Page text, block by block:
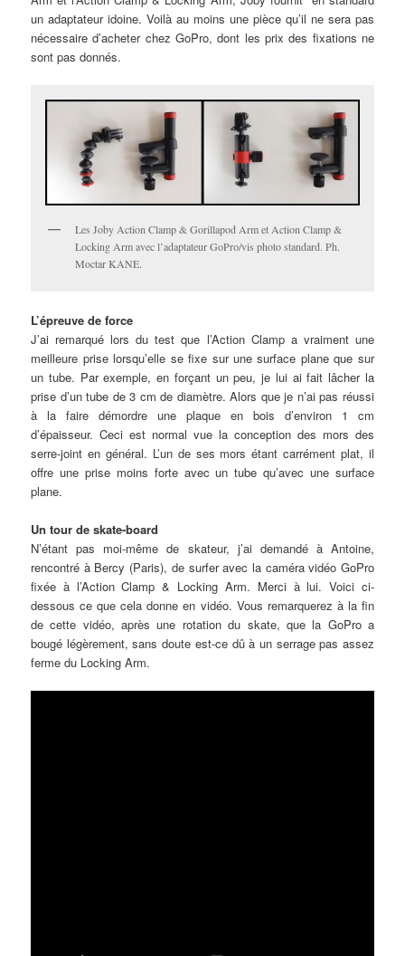
un adaptateur idoine. Voilà au moins une pièce qu’il ne sera pas
nécessaire d’acheter chez GoPro, dont les prix des fixations ne
sont pas donnés.
Les Joby Action Clamp & Gorillapod Arm et Action Clamp &
Locking Arm avec l’adaptateur GoPro/vis photo standard. Ph.
Moctar KANE.
L’épreuve de force
J’ai remarqué lors du test que l’Action Clamp a vraiment une
meilleure prise lorsqu’elle se fixe sur une surface plane que sur
un tube. Par exemple, en forçant un peu, je lui ai fait lâcher la
prise d’un tube de 3 cm de diamètre. Alors que je n’ai pas réussi
à la faire démordre une plaque en bois d’environ 1 cm
d’épaisseur. Ceci est normal vue la conception des mors des
serre-joint en général. L’un de ses mors étant carrément plat, il
offre une prise moins forte avec un tube qu’avec une surface
plane.
Un tour de skate-board
N’étant pas moi-même de skateur, j’ai demandé à Antoine,
rencontré à Bercy (Paris), de surfer avec la caméra vidéo GoPro
fixée à l’Action Clamp & Locking Arm. Merci à lui. Voici ci-
dessous ce que cela donne en vidéo. Vous remarquerez à la fin
de cette vidéo, après une rotation du skate, que la GoPro a
bougé légèrement, sans doute est-ce dû à un serrage pas assez
ferme du Locking Arm.